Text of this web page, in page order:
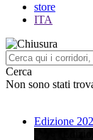
store
ITA
Cerca
Non sono stati
Edizione